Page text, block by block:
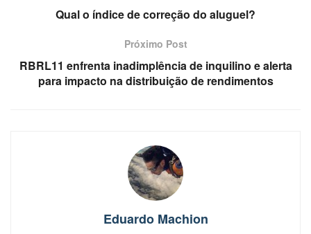
Qual o índice de correção do aluguel?
Próximo Post
RBRL11 enfrenta inadimplência de inquilino e alerta
para impacto na distribuição de rendimentos
Eduardo Machion